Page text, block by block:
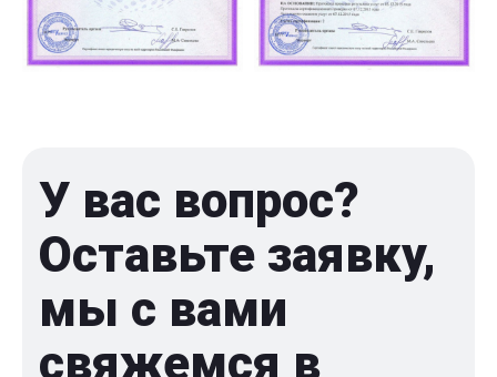
У вас вопрос?
Оставьте заявку,
мы с вами
свяжемся в